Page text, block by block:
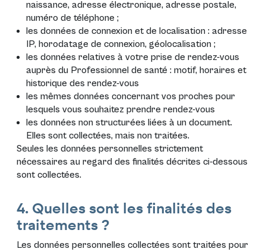
naissance, adresse électronique, adresse postale,
numéro de téléphone ;
les données de connexion et de localisation : adresse
IP, horodatage de connexion, géolocalisation ;
les données relatives à votre prise de rendez-vous
auprès du Professionnel de santé : motif, horaires et
historique des rendez-vous
les mêmes données concernant vos proches pour
lesquels vous souhaitez prendre rendez-vous
les données non structurées liées à un document.
Elles sont collectées, mais non traitées.
Seules les données personnelles strictement
nécessaires au regard des finalités décrites ci-dessous
sont collectées.
4. Quelles sont les finalités des
traitements ?
Les données personnelles collectées sont traitées pour